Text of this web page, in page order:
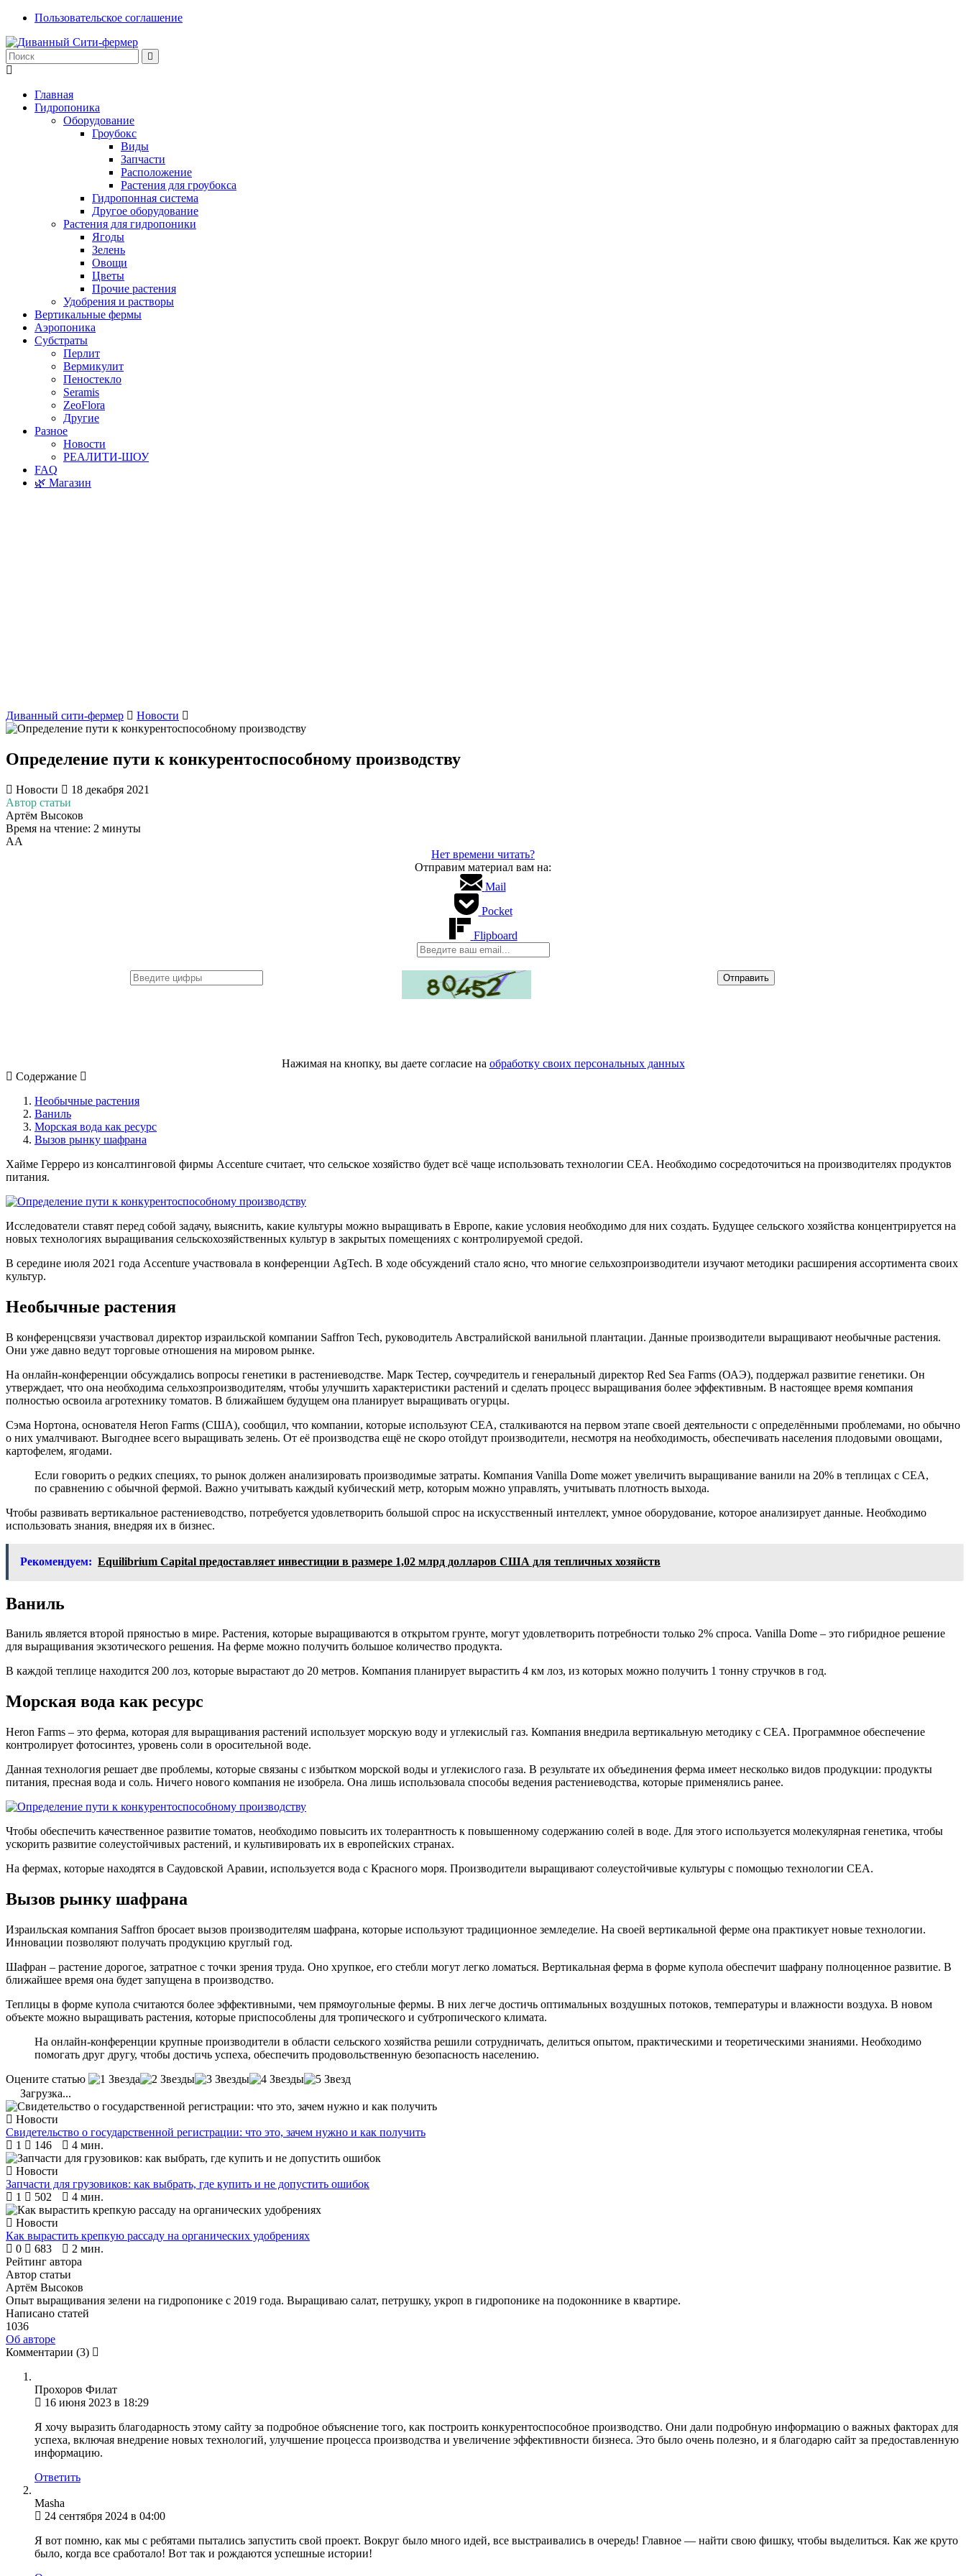
Пользовательское соглашение
Главная
Гидропоника
Оборудование
Гроубокс
Виды
Запчасти
Расположение
Растения для гроубокса
Гидропонная система
Другое оборудование
Растения для гидропоники
Ягоды
Зелень
Овощи
Цветы
Прочие растения
Удобрения и растворы
Вертикальные фермы
Аэропоника
Субстраты
Перлит
Вермикулит
Пеностекло
Seramis
ZeoFlora
Другие
Разное
Новости
РЕАЛИТИ-ШОУ
FAQ
🌿 Магазин
Диванный сити-фермер Новости
Определение пути к конкурентоспособному производству
Новости
18 декабря 2021
Автор статьи
Артём Высоков
Время на чтение: 2 минуты
АА
Нет времени читать?
Отправим материал вам на:
Mail
Pocket
Flipboard
Нажимая на кнопку, вы даете согласие на обработку своих персональных данных
Содержание
Необычные растения
Ваниль
Морская вода как ресурс
Вызов рынку шафрана
Хайме Герреро из консалтинговой фирмы Accenture считает, что сельское хозяйство будет всё чаще использовать технологии СЕА. Необходимо сосредоточиться на производителях продуктов
питания.
Исследователи ставят перед собой задачу, выяснить, какие культуры можно выращивать в Европе, какие условия необходимо для них создать. Будущее сельского хозяйства концентрируется на
новых технологиях выращивания сельскохозяйственных культур в закрытых помещениях с контролируемой средой.
В середине июля 2021 года Accenture участвовала в конференции AgTech. В ходе обсуждений стало ясно, что многие сельхозпроизводители изучают методики расширения ассортимента своих
культур.
Необычные растения
В конференцсвязи участвовал директор израильской компании Saffron Tech, руководитель Австралийской ванильной плантации. Данные производители выращивают необычные растения.
Они уже давно ведут торговые отношения на мировом рынке.
На онлайн-конференции обсуждались вопросы генетики в растениеводстве. Марк Тестер, соучредитель и генеральный директор Red Sea Farms (ОАЭ), поддержал развитие генетики. Он
утверждает, что она необходима сельхозпроизводителям, чтобы улучшить характеристики растений и сделать процесс выращивания более эффективным. В настоящее время компания
полностью освоила агротехнику томатов. В ближайшем будущем она планирует выращивать огурцы.
Сэма Нортона, основателя Heron Farms (США), сообщил, что компании, которые используют СЕА, сталкиваются на первом этапе своей деятельности с определёнными проблемами, но обычно
о них умалчивают. Выгоднее всего выращивать зелень. От её производства ещё не скоро отойдут производители, несмотря на необходимость, обеспечивать населения плодовыми овощами,
картофелем, ягодами.
Если говорить о редких специях, то рынок должен анализировать производимые затраты. Компания Vanilla Dome может увеличить выращивание ванили на 20% в теплицах с СЕА,
по сравнению с обычной фермой. Важно учитывать каждый кубический метр, которым можно управлять, учитывать плотность выхода.
Чтобы развивать вертикальное растениеводство, потребуется удовлетворить большой спрос на искусственный интеллект, умное оборудование, которое анализирует данные. Необходимо
использовать знания, внедряя их в бизнес.
Рекомендуем: Equilibrium Capital предоставляет инвестиции в размере 1,02 млрд долларов США для тепличных хозяйств
Ваниль
Ваниль является второй пряностью в мире. Растения, которые выращиваются в открытом грунте, могут удовлетворить потребности только 2% спроса. Vanilla Dome – это гибридное решение
для выращивания экзотического решения. На ферме можно получить большое количество продукта.
В каждой теплице находится 200 лоз, которые вырастают до 20 метров. Компания планирует вырастить 4 км лоз, из которых можно получить 1 тонну стручков в год.
Морская вода как ресурс
Heron Farms – это ферма, которая для выращивания растений использует морскую воду и углекислый газ. Компания внедрила вертикальную методику с СЕА. Программное обеспечение
контролирует фотосинтез, уровень соли в оросительной воде.
Данная технология решает две проблемы, которые связаны с избытком морской воды и углекислого газа. В результате их объединения ферма имеет несколько видов продукции: продукты
питания, пресная вода и соль. Ничего нового компания не изобрела. Она лишь использовала способы ведения растениеводства, которые применялись ранее.
Чтобы обеспечить качественное развитие томатов, необходимо повысить их толерантность к повышенному содержанию солей в воде. Для этого используется молекулярная генетика, чтобы
ускорить развитие солеустойчивых растений, и культивировать их в европейских странах.
На фермах, которые находятся в Саудовской Аравии, используется вода с Красного моря. Производители выращивают солеустойчивые культуры с помощью технологии СЕА.
Вызов рынку шафрана
Израильская компания Saffron бросает вызов производителям шафрана, которые используют традиционное земледелие. На своей вертикальной ферме она практикует новые технологии.
Инновации позволяют получать продукцию круглый год.
Шафран – растение дорогое, затратное с точки зрения труда. Оно хрупкое, его стебли могут легко ломаться. Вертикальная ферма в форме купола обеспечит шафрану полноценное развитие. В
ближайшее время она будет запущена в производство.
Теплицы в форме купола считаются более эффективными, чем прямоугольные фермы. В них легче достичь оптимальных воздушных потоков, температуры и влажности воздуха. В новом
объекте можно выращивать растения, которые приспособлены для тропического и субтропического климата.
На онлайн-конференции крупные производители в области сельского хозяйства решили сотрудничать, делиться опытом, практическими и теоретическими знаниями. Необходимо
помогать друг другу, чтобы достичь успеха, обеспечить продовольственную безопасность населению.
Оцените статью
Загрузка...
Новости
Свидетельство о государственной регистрации: что это, зачем нужно и как получить
1
146 4 мин.
Новости
Запчасти для грузовиков: как выбрать, где купить и не допустить ошибок
1
502 4 мин.
Новости
Как вырастить крепкую рассаду на органических удобрениях
0
683
2 мин.
Рейтинг автора
Автор статьи
Артём Высоков
Опыт выращивания зелени на гидропонике с 2019 года. Выращиваю салат, петрушку, укроп в гидропонике на подоконнике в квартире.
Написано статей
1036
Об авторе
Комментарии (3)
Прохоров Филат
16 июня 2023 в 18:29
Я хочу выразить благодарность этому сайту за подробное объяснение того, как построить конкурентоспособное производство. Они дали подробную информацию о важных факторах для
успеха, включая внедрение новых технологий, улучшение процесса производства и увеличение эффективности бизнеса. Это было очень полезно, и я благодарю сайт за предоставленную
информацию.
Ответить
Masha
24 сентября 2024 в 04:00
Я вот помню, как мы с ребятами пытались запустить свой проект. Вокруг было много идей, все выстраивались в очередь! Главное — найти свою фишку, чтобы выделиться. Как же круто
было, когда все сработало! Вот так и рождаются успешные истории!